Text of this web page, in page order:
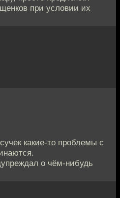
при условии их
какие-то проблемы с
о чём-нибудь